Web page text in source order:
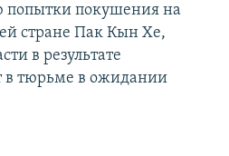
попытки покушения на
стране Пак Кын Хе,
в результате
в тюрьме в ожидании